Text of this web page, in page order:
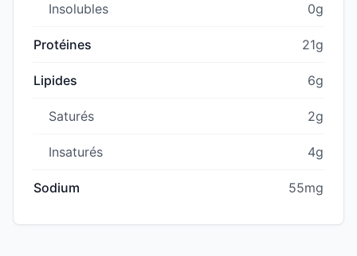
Insolubles 0g
Protéines 21g
Lipides 6g
Saturés 2g
Insaturés 4g
Sodium 55mg